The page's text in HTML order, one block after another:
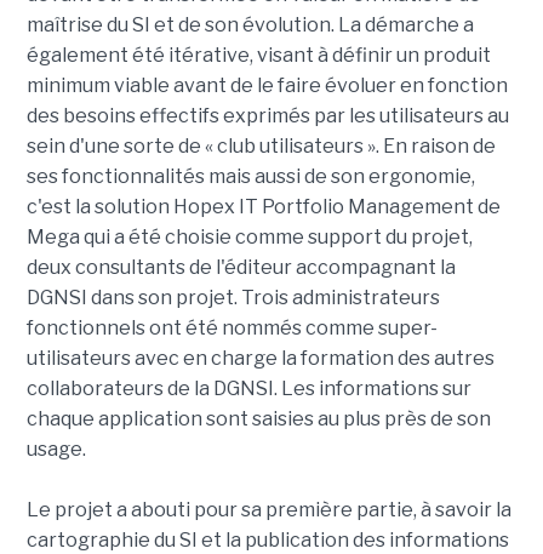
maîtrise du SI et de son évolution. La démarche a
également été itérative, visant à définir un produit
minimum viable avant de le faire évoluer en fonction
des besoins effectifs exprimés par les utilisateurs au
sein d'une sorte de « club utilisateurs ». En raison de
ses fonctionnalités mais aussi de son ergonomie,
c'est la solution Hopex IT Portfolio Management de
Mega qui a été choisie comme support du projet,
deux consultants de l'éditeur accompagnant la
DGNSI dans son projet. Trois administrateurs
fonctionnels ont été nommés comme super-
utilisateurs avec en charge la formation des autres
collaborateurs de la DGNSI. Les informations sur
chaque application sont saisies au plus près de son
usage.
Le projet a abouti pour sa première partie, à savoir la
cartographie du SI et la publication des informations